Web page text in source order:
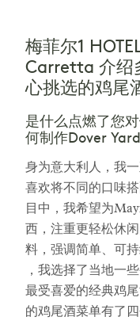
梅菲尔1
Carretta 介绍
心挑选的鸡尾
是什么点燃了您
何制作Dover
身为意大利人，我
喜欢将不同的口味
目中，我希望为
西，注重更轻松休
料，强调简单、可
，我选择了当地一
最受喜爱的经典鸡
的鸡尾酒菜单有了四